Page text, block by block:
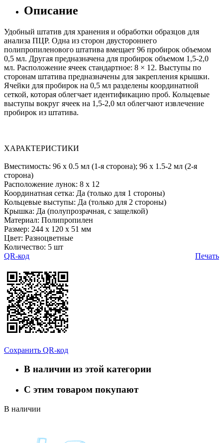
Описание
Удобный штатив для хранения и обработки образцов для
анализа ПЦР. Одна из сторон двустороннего
полипропиленового штатива вмещает 96 пробирок объемом
0,5 мл. Другая предназначена для пробирок объемом 1,5-2,0
мл. Расположение ячеек стандартное: 8 × 12. Выступы по
сторонам штатива предназначены для закрепления крышки.
Ячейки для пробирок на 0,5 мл разделены координатной
сеткой, которая облегчает идентификацию проб. Кольцевые
выступы вокруг ячеек на 1,5-2,0 мл облегчают извлечение
пробирок из штатива.
ХАРАКТЕРИСТИКИ
Вместимость: 96 х 0.5 мл (1-я сторона); 96 х 1.5-2 мл (2-я
сторона)
Расположение лунок: 8 х 12
Координатная сетка: Да (только для 1 стороны)
Кольцевые выступы: Да (только для 2 стороны)
Крышка: Да (полупрозрачная, с защелкой)
Материал: Полипропилен
Размер: 244 х 120 х 51 мм
Цвет: Разноцветные
Количество: 5 шт
Печать
QR-код
Сохранить QR-код
В наличии из этой категории
С этим товаром покупают
В наличии